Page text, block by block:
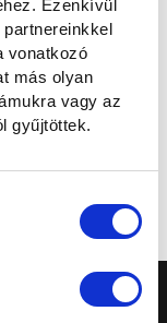
Ezenkívül
vonatkozó
más olyan
vagy az
gyűjtöttek.